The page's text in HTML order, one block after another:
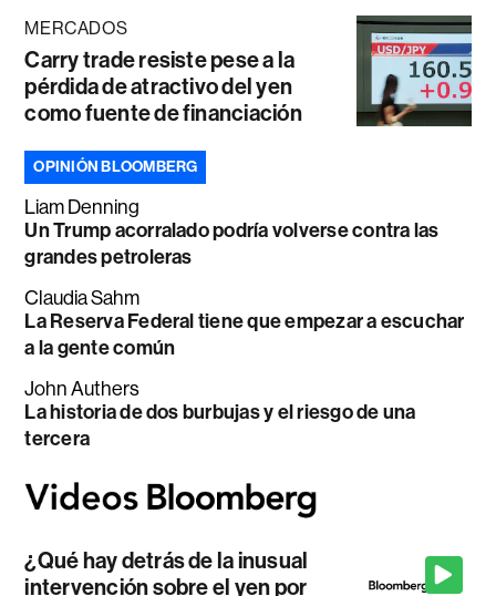
MERCADOS
Carry trade resiste pese a la
pérdida de atractivo del yen
como fuente de financiación
OPINIÓN BLOOMBERG
Liam Denning
Un Trump acorralado podría volverse contra las
grandes petroleras
Claudia Sahm
La Reserva Federal tiene que empezar a escuchar
a la gente común
John Authers
La historia de dos burbujas y el riesgo de una
tercera
¿Qué hay detrás de la inusual
intervención sobre el yen por